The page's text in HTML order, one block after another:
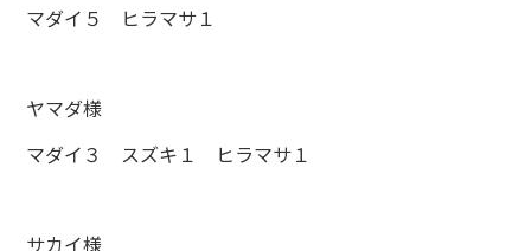
マダイ５ ヒラマサ１
ヤマダ様
マダイ３ スズキ１ ヒラマサ１
サカイ様